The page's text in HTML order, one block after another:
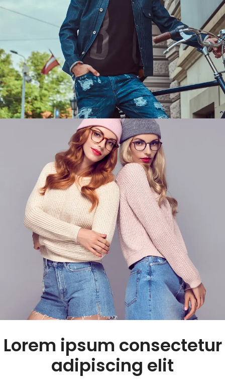
Lorem ipsum consectetur
adipiscing elit